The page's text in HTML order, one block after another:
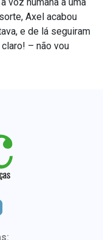
Axel acabou
e de lá seguiram
– não vou